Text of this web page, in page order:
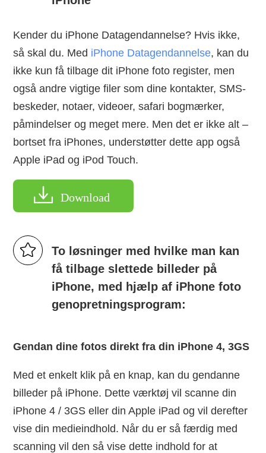
Kender du iPhone Datagendannelse? Hvis ikke,
så skal du. Med iPhone Datagendannelse, kan du
ikke kun få tilbage dit iPhone foto register, men
også andre vigtige filer som dine kontakter, SMS-
beskeder, notaer, videoer, safari bogmærker,
påmindelser og meget mere. Men det er ikke alt –
bortset fra iPhones, understøtter dette app også
Apple iPad og iPod Touch.
Download
To løsninger med hvilke man kan
få tilbage slettede billeder på
iPhone, med hjælp af iPhone foto
genopretningsprogram:
Gendan dine fotos direkt fra din iPhone 4, 3GS
Med et enkelt klik på en knap, kan du gendanne
billeder på iPhone. Dette værktøj vil scanne din
iPhone 4 / 3GS eller din Apple iPad og vil derefter
vise din medieindhold. Når du er så færdig med
scanning vil den så vise dette indhold for at